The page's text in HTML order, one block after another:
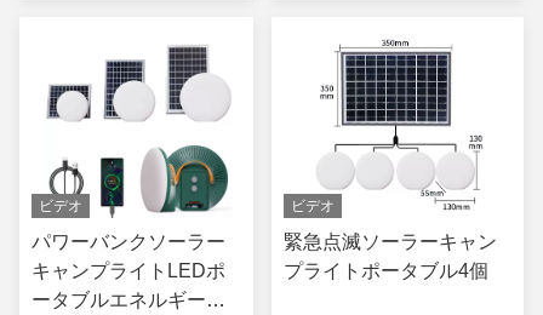
ビデオ
パワーバンクソーラー
キャンプライトLEDポ
ータブルエネルギーソ
ビデオ
緊急点滅ソーラーキャン
プライトポータブル4個